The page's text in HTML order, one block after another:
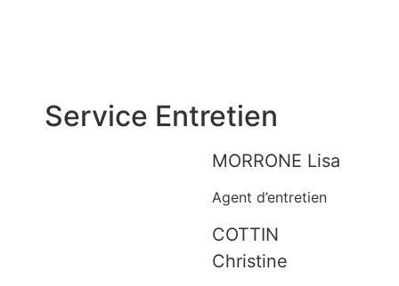
Service Entretien
MORRONE Lisa
Agent d’entretien
COTTIN
Christine